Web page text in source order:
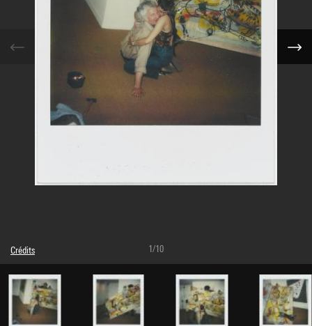
Crédits
Légende : Polaroïd 1
© The Estate of Sigmar Polke, Cologne / Adagp, Paris
Crédit photographique : Centre Pompidou, MNAM-CCI/Georges Meguerditchian/Dist.
GrandPalaisRmn
Réf. image : 4N82166
1/10